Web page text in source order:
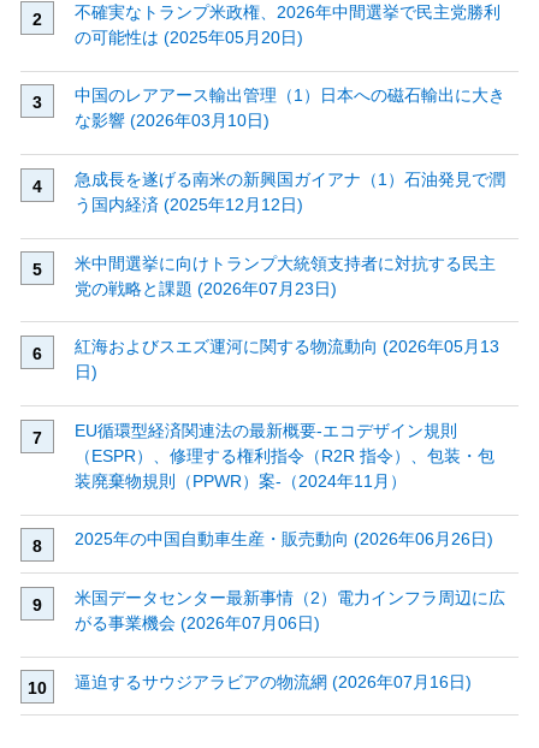
不確実なトランプ米政権、2026年中間選挙で民主党勝利
の可能性は (2025年05月20日)
中国のレアアース輸出管理（1）日本への磁石輸出に大き
な影響 (2026年03月10日)
急成長を遂げる南米の新興国ガイアナ（1）石油発見で潤
う国内経済 (2025年12月12日)
米中間選挙に向けトランプ大統領支持者に対抗する民主
党の戦略と課題 (2026年07月23日)
紅海およびスエズ運河に関する物流動向 (2026年05月13
日)
EU循環型経済関連法の最新概要‐エコデザイン規則
（ESPR）、修理する権利指令（R2R 指令）、包装・包
装廃棄物規則（PPWR）案‐（2024年11月）
2025年の中国自動車生産・販売動向 (2026年06月26日)
米国データセンター最新事情（2）電力インフラ周辺に広
がる事業機会 (2026年07月06日)
逼迫するサウジアラビアの物流網 (2026年07月16日)